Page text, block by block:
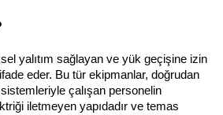
yalıtım sağlayan ve yük geçişine izin
eder. Bu tür ekipmanlar, doğrudan
çalışan personelin
iletmeyen yapıdadır ve temas